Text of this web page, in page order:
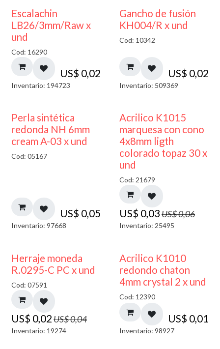
Escalachin
LB26/3mm/Raw x
und
Cod: 16290
US$ 0,02
Inventario: 194723
Gancho de fusión
KH004/R x und
Cod: 10342
US$ 0,02
Inventario: 509369
Perla sintética
redonda NH 6mm
cream A-03 x und
Cod: 05167
US$ 0,05
Inventario: 97668
50% DESCUENTO
Acrilico K1015
marquesa con cono
4x8mm ligth
colorado topaz 30 x
und
Cod: 21679
US$ 0,03US$0,06
Inventario: 25495
50% DESCUENTO
Herraje moneda
R.0295-C PC x und
Cod: 07591
US$ 0,02US$0,04
Inventario: 19274
50% DESCUENTO
Acrilico K1010
redondo chaton
4mm crystal 2 x und
Cod: 12390
US$ 0,01
Inventario: 98927